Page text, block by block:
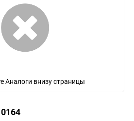
Аналоги внизу страницы